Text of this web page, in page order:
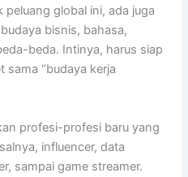
peluang global ini, ada juga
bisnis, bahasa,
beda. Intinya, harus siap
sama “budaya kerja
profesi-profesi baru yang
influencer, data
sampai game streamer.